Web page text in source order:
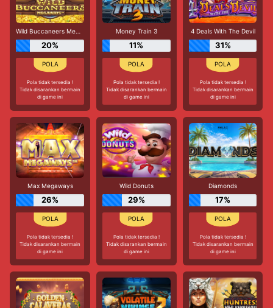
Wild Buccaneers Megaways
20%
Pola tidak tersedia !
Tidak disarankan bermain
di game ini
Money Train 3
11%
Pola tidak tersedia !
Tidak disarankan bermain
di game ini
4 Deals With The Devil
31%
Pola tidak tersedia !
Tidak disarankan bermain
di game ini
Max Megaways
26%
Pola tidak tersedia !
Tidak disarankan bermain
di game ini
Wild Donuts
29%
Pola tidak tersedia !
Tidak disarankan bermain
di game ini
Diamonds
17%
Pola tidak tersedia !
Tidak disarankan bermain
di game ini